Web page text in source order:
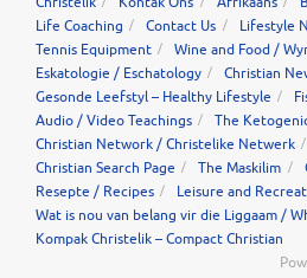
Life Coaching
Contact Us Lifestyle
Tennis Equipment
Wine and Food /
Eskatologie / Eschatology
Christian
Gesonde Leefstyl – Healthy Lifestyle
Audio / Video Teachings
The
Christian Network / Christelike Netwerk
Christian Search Page
The Maskilim
Resepte / Recipes
Leisure and
Wat is nou van belang vir die Liggaam /
Kompak Christelik – Compact Christian